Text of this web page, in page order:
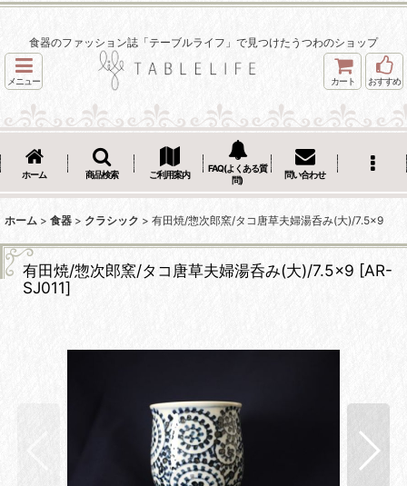
食器のファッション誌「テーブルライフ」で見つけたうつわのショップ
メニュー カート おすすめ
ホーム 商品検索 ご利用案内
FAQ(よくある質
問)
問い合わせ
ホーム > 食器 > クラシック > 有田焼/惣次郎窯/タコ唐草夫婦湯呑み(大)/7.5×9
有田焼/惣次郎窯/タコ唐草夫婦湯呑み(大)/7.5×9 [AR-
SJ011]